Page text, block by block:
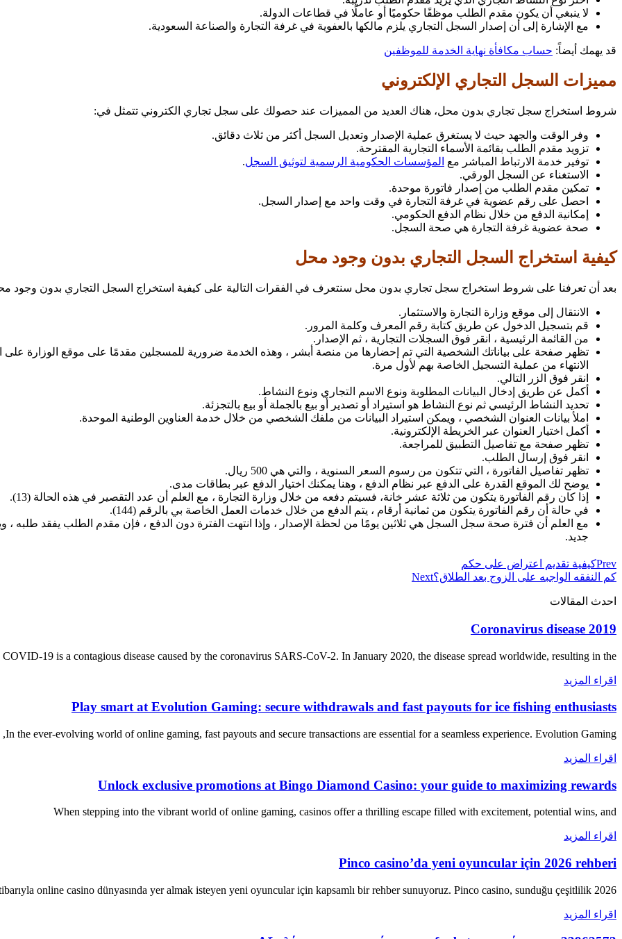
لا ينبغي أن يكون مقدم الطلب موظفًا حكوميًا أو عاملًا في قطاعات الدولة.
مع الإشارة إلى أن إصدار السجل التجاري يلزم مالكها بالعفوية في غرفة التجارة والصناعة السعودية.
قد يهمك أيضاً: حساب مكافأة نهاية الخدمة للموظفين
مميزات السجل التجاري الإلكتروني
شروط استخراج سجل تجاري بدون محل، هناك العديد من المميزات عند حصولك على سجل تجاري الكتروني تتمثل في:
وفر الوقت والجهد حيث لا يستغرق عملية الإصدار وتعديل السجل أكثر من ثلاث دقائق.
تزويد مقدم الطلب بقائمة الأسماء التجارية المقترحة.
توفير خدمة الارتباط المباشر مع المؤسسات الحكومية الرسمية لتوثيق السجل.
الاستغناء عن السجل الورقي.
تمكين مقدم الطلب من إصدار فاتورة موحدة.
احصل على رقم عضوية في غرفة التجارة في وقت واحد مع إصدار السجل.
إمكانية الدفع من خلال نظام الدفع الحكومي.
صحة عضوية غرفة التجارة هي صحة السجل.
كيفية استخراج السجل التجاري بدون وجود محل
بعد أن تعرفنا على شروط استخراج سجل تجاري بدون محل سنتعرف في الفقرات التالية على كيفية استخراج السجل التجاري بدون وجود
الانتقال إلى موقع وزارة التجارة والاستثمار.
قم بتسجيل الدخول عن طريق كتابة رقم المعرف وكلمة المرور.
من القائمة الرئيسية ، انقر فوق السجلات التجارية ، ثم الإصدار.
تظهر صفحة على بياناتك الشخصية التي تم إحضارها من منصة أبشر ، وهذه الخدمة ضرورية للمسجلين مقدمًا على موقع الوزارة على
الانتهاء من عملية التسجيل الخاصة بهم لأول مرة.
انقر فوق الزر التالي.
أكمل عن طريق إدخال البيانات المطلوبة ونوع الاسم التجاري ونوع النشاط.
تحديد النشاط الرئيسي ثم نوع النشاط هو استيراد أو تصدير أو بيع بالجملة أو بيع بالتجزئة.
املأ بيانات العنوان الشخصي ، ويمكن استيراد البيانات من ملفك الشخصي من خلال خدمة العناوين الوطنية الموحدة.
أكمل اختيار العنوان عبر الخريطة الإلكترونية.
تظهر صفحة مع تفاصيل التطبيق للمراجعة.
انقر فوق إرسال الطلب.
تظهر تفاصيل الفاتورة ، التي تتكون من رسوم السعر السنوية ، والتي هي 500 ريال.
يوضح لك الموقع القدرة على الدفع عبر نظام الدفع ، وهنا يمكنك اختيار الدفع عبر بطاقات مدى.
إذا كان رقم الفاتورة يتكون من ثلاثة عشر خانة، فسيتم دفعه من خلال وزارة التجارة ، مع العلم أن عدد التقصير في هذه الحالة (13).
في حالة أن رقم الفاتورة يتكون من ثمانية أرقام ، يتم الدفع من خلال خدمات العمل الخاصة بي بالرقم (144).
مع العلم أن فترة صحة سجل السجل هي ثلاثين يومًا من لحظة الإصدار ، وإذا انتهت الفترة دون الدفع ، فإن مقدم الطلب يفقد
جديد.
Prevكيفية تقديم اعتراض على حكم
كم النفقه الواجبه على الزوج بعد الطلاق؟Next
احدث المقالات
Coronavirus disease 2019
COVID-19 is a contagious disease caused by the coronavirus SARS-CoV-2. In January 2020, the disease spread worldwide, resulting in the
اقراء المزيد
Play smart at Evolution Gaming: secure withdrawals and fast payouts for ice fishing enthusiasts
In the ever-evolving world of online gaming, fast payouts and secure transactions are essential for a seamless experience. Evolution Gaming,
اقراء المزيد
Unlock exclusive promotions at Bingo Diamond Casino: your guide to maximizing rewards
When stepping into the vibrant world of online gaming, casinos offer a thrilling escape filled with excitement, potential wins, and
اقراء المزيد
Pinco casino’da yeni oyuncular için 2026 rehberi
2026 yılı itibarıyla online casino dünyasında yer almak isteyen yeni oyuncular için kapsamlı bir rehber sunuyoruz. Pinco casino, sunduğu çeşitlilik
اقراء المزيد